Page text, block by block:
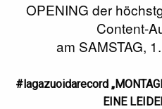
OPENING der
Content-
am SAMSTAG,
#lagazuoidarecord
EINE